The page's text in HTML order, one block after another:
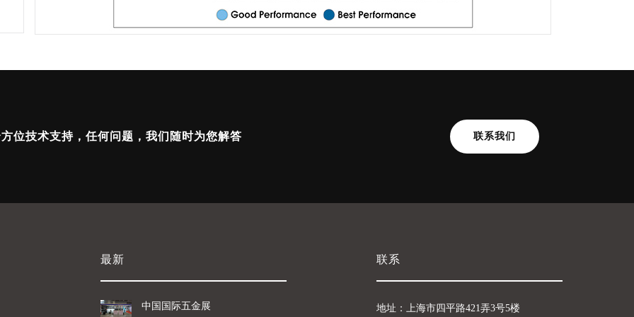
位技术支持，任何问题，我们随时为您解答 联系我们
最新
中国国际五金展
联系
地址：上海市四平路421弄3号5楼